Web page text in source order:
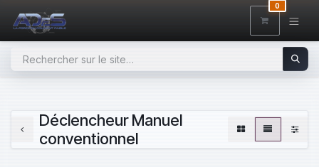
0
Déclencheur Manuel
conventionnel